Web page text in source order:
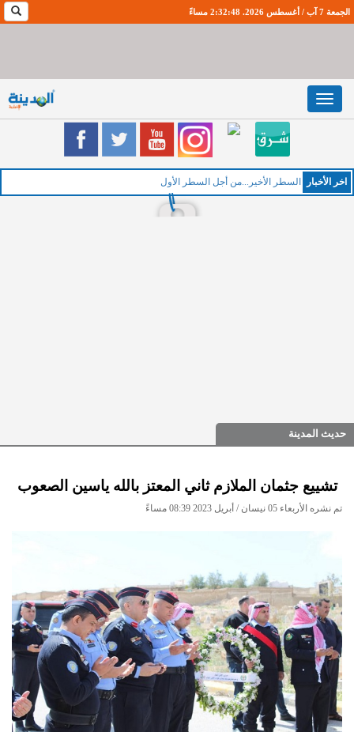
الجمعة 7 آب / أغسطس 2026. 2:32:49 مساءً
Toggle
navigation
اخر اﻷخبار
حديث المدينة
تشييع جثمان الملازم ثاني المعتز بالله ياسين الصعوب
تم نشره الأربعاء 05 نيسان / أبريل 2023 08:39 مساءً